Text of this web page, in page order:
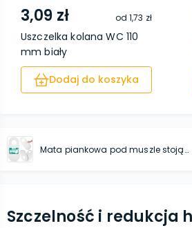
3,09 zł od1,73 zł
Uszczelka kolana WC 110
mm biały
Dodaj do koszyka
Mata piankowa pod muszle stojącą 5 mm
Szczelność i redukcja